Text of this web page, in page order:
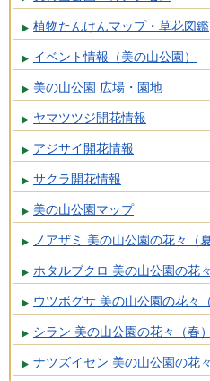
植物たんけんマップ・草花図鑑
イベント情報（美の山公園）
美の山公園 広場・園地
ヤマツツジ開花情報
アジサイ開花情報
サクラ開花情報
美の山公園マップ
ノアザミ 美の山公園の花々（夏
ホタルブクロ 美の山公園の花々
ウツボグサ 美の山公園の花々（
シラン 美の山公園の花々（春）
ナツズイセン 美の山公園の花々